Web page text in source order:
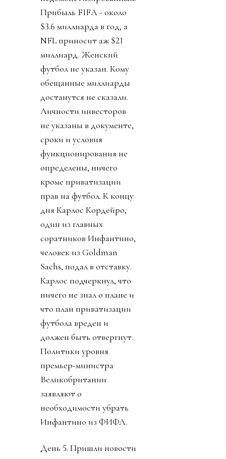
Футбол к концу дня,
кажется, был спасен.
День 4. Журналисты
изучили 25-страничный
план. Вскрылось, что за
синдикатом, который
сколачивал Кушнер
стоял JPMorgan.
Крупнейший банк США
решил добавить футбол
к своему портфолио,
увеличить количество
международных
соревнований в два с
лишним раза (с 200 до
450). Финансисты сочли
футбол
недомонетизированным.
Прибыль FIFA - около
$3.6 миллиарда в год, а
NFL приносит аж $21
миллиард. Женский
футбол не указан. Кому
обещанные миллиарды
достанутся не сказали.
Личности инвесторов
не указаны в документе,
сроки и условия
функционирования не
определены, ничего
прав на футбол. К концу